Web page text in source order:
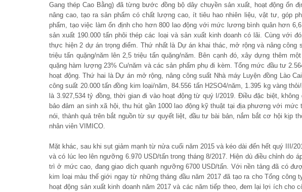
Gang thép Cao Bằng) đã từng bước đồng bộ dây chuyền sản xuất, hoạt động ổn
nâng cao, tạo ra sản phẩm có chất lượng cao, ít tiêu hao nhiên liệu, vật tư, góp
phẩm, tạo việc làm ổn định cho hơn 800 lao động với mức lương bình quân hơn
sản xuất 190.000 tấn phôi thép các loại và sản xuất kinh doanh có lãi. Cùng với
thực hiện 2 dự án trọng điểm. Thứ nhất là Dự án khai thác, mở rộng và nâng công
triệu tấn quặng/năm lên 2,5 triệu tấn quặng/năm. Bên cạnh đó, xây dựng thêm
quặng hàm lượng 23% Cu/năm và các sản phẩm phụ đi kèm. Tổng mức đầu tư
hoạt động. Thứ hai là Dự án mở rộng, nâng công suất Nhà máy Luyện đồng Lào
công suất 20.000 tấn đồng kim loại/năm, 84.556 tấn H2SO4/năm, 1.395 kg vàng
là 3.927,534 tỷ đồng, thời gian đi vào hoạt động từ quý I/2019. Điều đặc biệt,
bảo đảm an sinh xã hội, thu hút gần 1000 lao động kỹ thuật tại địa phương với
nói, thành quả trên bắt nguồn từ sự quyết liệt, đầu tư bài bản, nắm bắt cơ hội kịp
nhân viên VIMICO.
Mặt khác, sau khi sụt giảm mạnh từ nửa cuối năm 2015 và kéo dài đến hết quý III/
và có lúc leo lên ngưỡng 6.970 USD/tấn trong tháng 8/2017. Hiện dù điều chỉnh do
trì ở mức cao, đang giao dịch quanh ngưỡng 6700 USD/tấn. Với nền tảng đã có
kim loại màu thế giới ngay từ những tháng đầu năm 2017 đã tạo ra cho Tổng công
hoạt động sản xuất kinh doanh năm 2017 và các năm tiếp theo, đem lại lợi ích cho